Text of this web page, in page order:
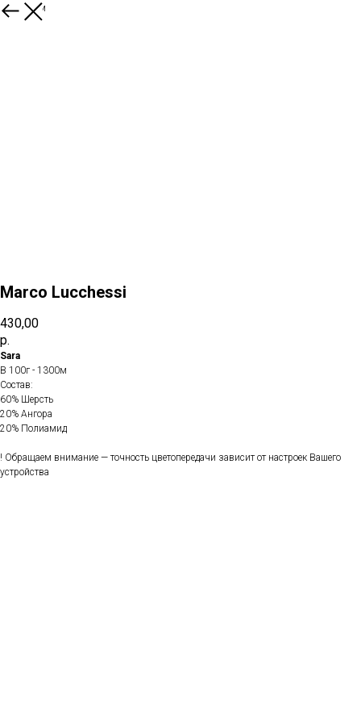
К товарам
Marco Lucchessi
430,00
р.
Sara
В 100г - 1300м
Состав:
60% Шерсть
20% Ангора
20% Полиамид
! Обращаем внимание — точность цветопередачи зависит от настроек Вашего
устройства